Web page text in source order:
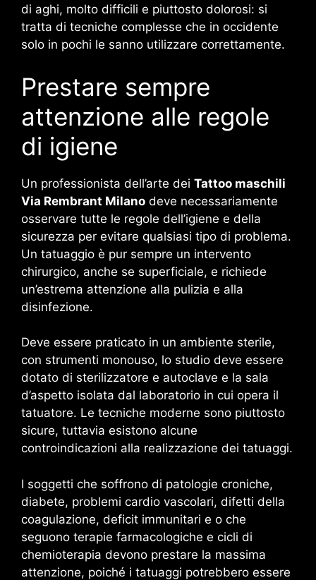
di aghi, molto difficili e piuttosto dolorosi: si
tratta di tecniche complesse che in occidente
solo in pochi le sanno utilizzare correttamente.
Prestare sempre
attenzione alle regole
di igiene
Un professionista dell’arte dei Tattoo maschili
Via Rembrant Milano deve necessariamente
osservare tutte le regole dell’igiene e della
sicurezza per evitare qualsiasi tipo di problema.
Un tatuaggio è pur sempre un intervento
chirurgico, anche se superficiale, e richiede
un’estrema attenzione alla pulizia e alla
disinfezione.
Deve essere praticato in un ambiente sterile,
con strumenti monouso, lo studio deve essere
dotato di sterilizzatore e autoclave e la sala
d’aspetto isolata dal laboratorio in cui opera il
tatuatore. Le tecniche moderne sono piuttosto
sicure, tuttavia esistono alcune
controindicazioni alla realizzazione dei tatuaggi.
I soggetti che soffrono di patologie croniche,
diabete, problemi cardio vascolari, difetti della
coagulazione, deficit immunitari e o che
seguono terapie farmacologiche e cicli di
chemioterapia devono prestare la massima
attenzione, poiché i tatuaggi potrebbero essere